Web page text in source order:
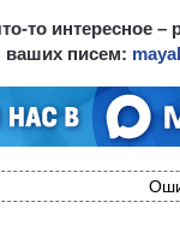
то интересное –
ваших писем: